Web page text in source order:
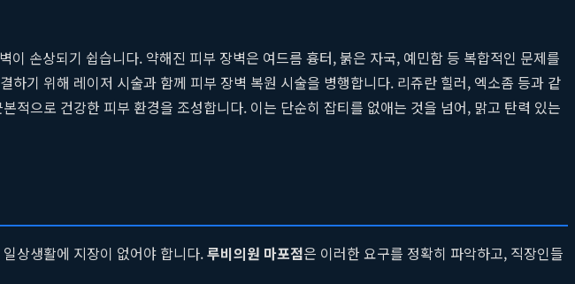
손상되기 쉽습니다. 약해진 피부 장벽은 여드름 흉터, 붉은 자국, 예민함 등 복합적인 문제를
하기 위해 레이저 시술과 함께 피부 장벽 복원 시술을 병행합니다. 리쥬란 힐러, 엑소좀 등과 같
으로 건강한 피부 환경을 조성합니다. 이는 단순히 잡티를 없애는 것을 넘어, 맑고 탄력 있는
상생활에 지장이 없어야 합니다.루비의원 마포점은 이러한 요구를 정확히 파악하고, 직장인들